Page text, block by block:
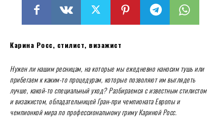
Карина Росс, стилист, визажист
Нужен ли нашим ресницам, на которые мы ежедневно наносим тушь или
прибегаем к каким-то процедурам, которые позволяют им выглядеть
лучше, какой-то специальный уход? Разбираемся с известным стилистом
и визажистом, обладательницей Гран-при чемпионата Европы и
чемпионкой мира по профессиональному гриму Кариной Росс.